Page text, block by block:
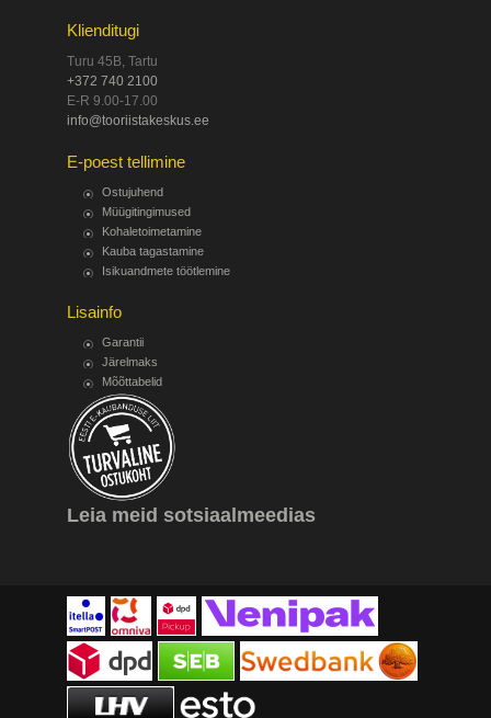
Klienditugi
Turu 45B, Tartu
+372 740 2100
E-R 9.00-17.00
info@tooriistakeskus.ee
E-poest tellimine
Ostujuhend
Müügitingimused
Kohaletoimetamine
Kauba tagastamine
Isikuandmete töötlemine
Lisainfo
Garantii
Järelmaks
Mõõttabelid
Leia meid sotsiaalmeedias